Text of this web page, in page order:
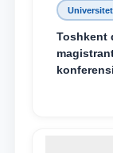
Universitet
Toshkent